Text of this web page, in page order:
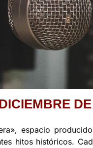
espacio
hitos históricos.